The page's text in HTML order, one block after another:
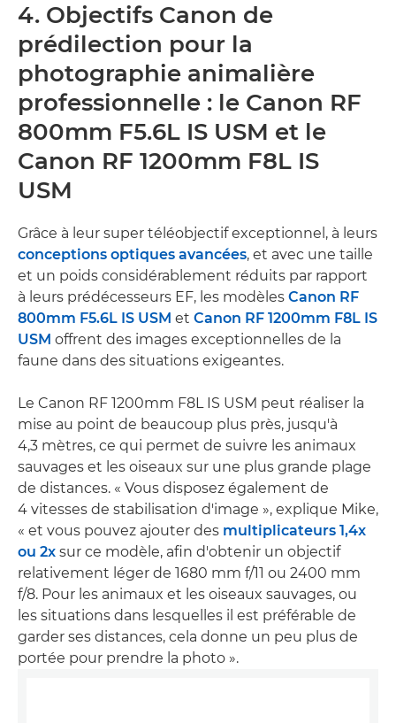
4. Objectifs Canon de
prédilection pour la
photographie animalière
professionnelle : le Canon RF
800mm F5.6L IS USM et le
Canon RF 1200mm F8L IS
USM
Grâce à leur super téléobjectif exceptionnel, à leurs
conceptions optiques avancées, et avec une taille
et un poids considérablement réduits par rapport
à leurs prédécesseurs EF, les modèles Canon RF
800mm F5.6L IS USM et Canon RF 1200mm F8L IS
USM offrent des images exceptionnelles de la
faune dans des situations exigeantes.
Le Canon RF 1200mm F8L IS USM peut réaliser la
mise au point de beaucoup plus près, jusqu'à
4,3 mètres, ce qui permet de suivre les animaux
sauvages et les oiseaux sur une plus grande plage
de distances. « Vous disposez également de
4 vitesses de stabilisation d'image », explique Mike,
« et vous pouvez ajouter des multiplicateurs 1,4x
ou 2x sur ce modèle, afin d'obtenir un objectif
relativement léger de 1680 mm f/11 ou 2400 mm
f/8. Pour les animaux et les oiseaux sauvages, ou
les situations dans lesquelles il est préférable de
garder ses distances, cela donne un peu plus de
portée pour prendre la photo ».